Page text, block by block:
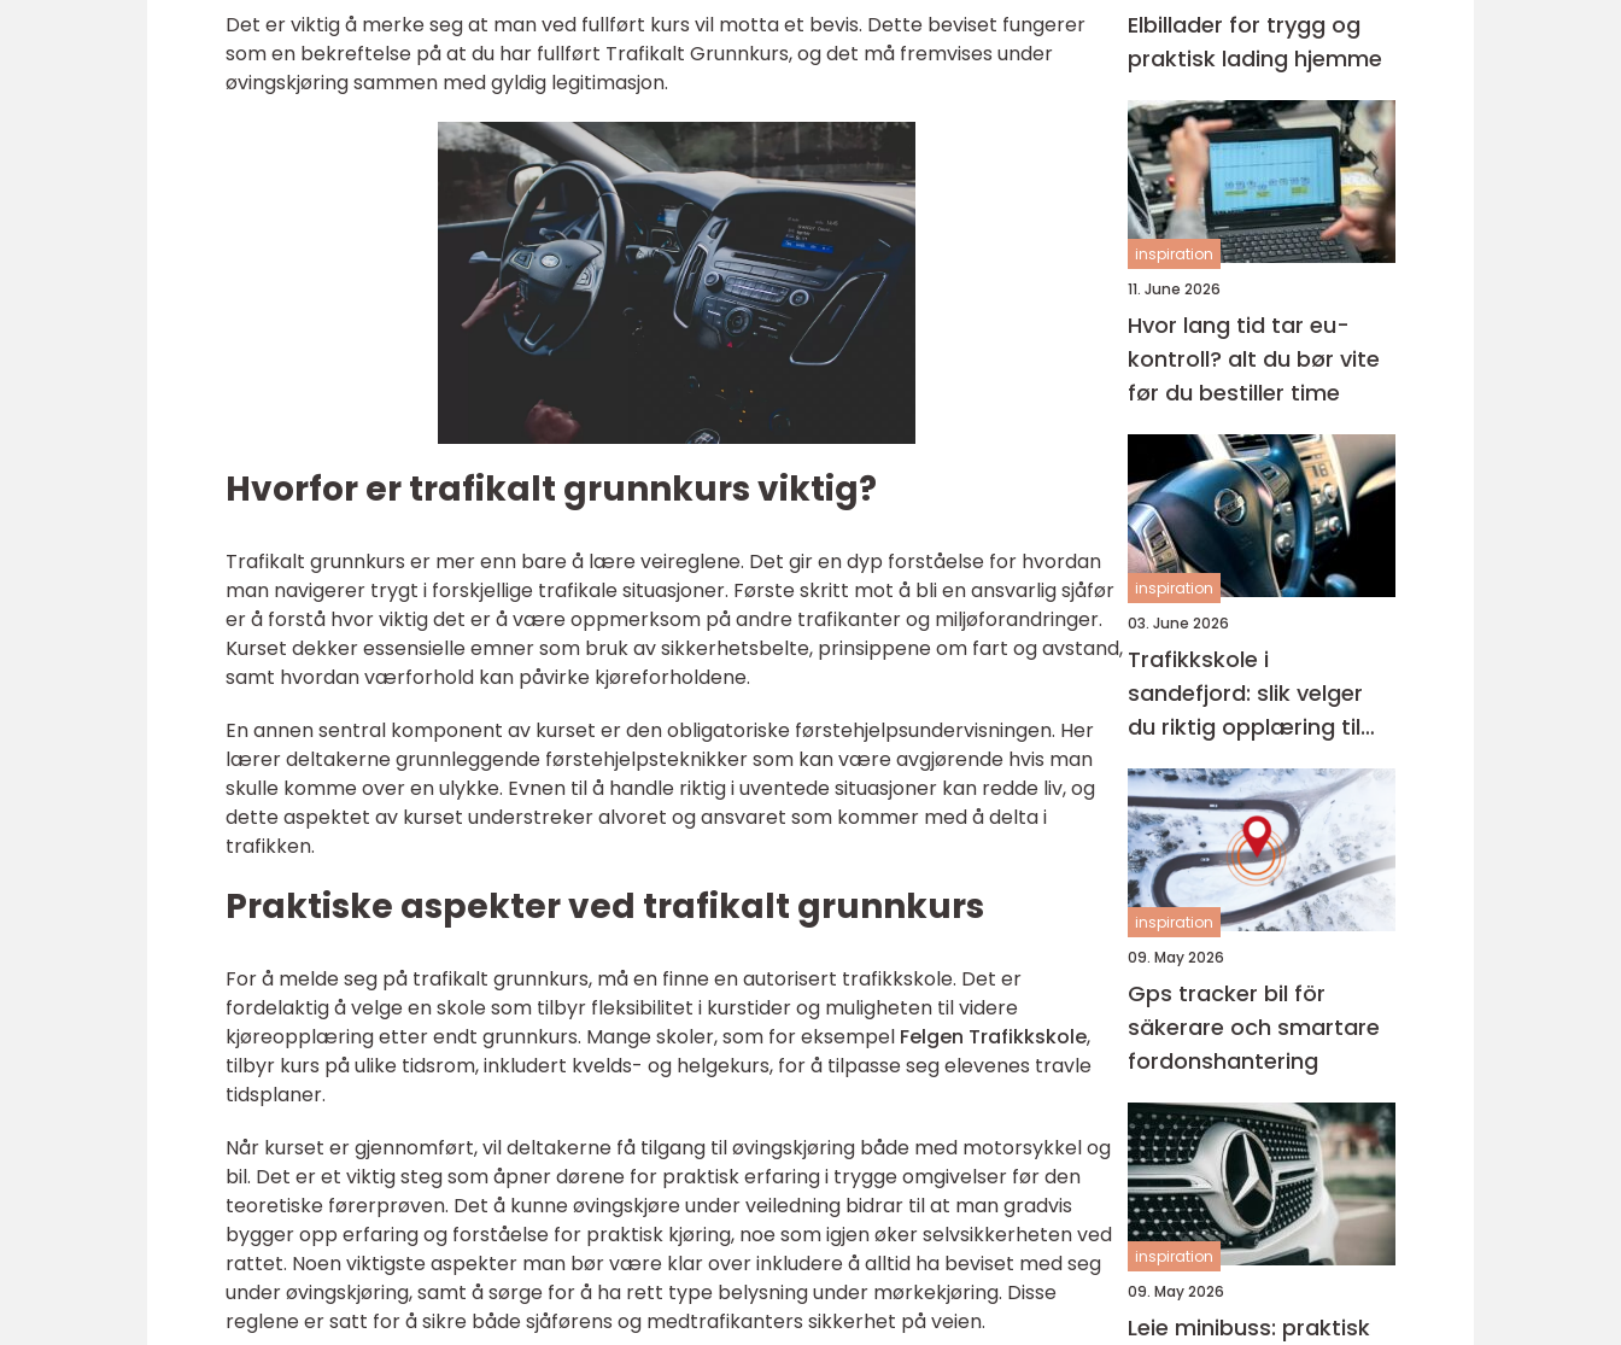
Det er viktig å merke seg at man ved fullført kurs vil motta et bevis. Dette beviset fungerer
som en bekreftelse på at du har fullført Trafikalt Grunnkurs, og det må fremvises under
øvingskjøring sammen med gyldig legitimasjon.
Hvorfor er trafikalt grunnkurs viktig?
Trafikalt grunnkurs er mer enn bare å lære veireglene. Det gir en dyp forståelse for hvordan
man navigerer trygt i forskjellige trafikale situasjoner. Første skritt mot å bli en ansvarlig sjåfør
er å forstå hvor viktig det er å være oppmerksom på andre trafikanter og miljøforandringer.
Kurset dekker essensielle emner som bruk av sikkerhetsbelte, prinsippene om fart og avstand,
samt hvordan værforhold kan påvirke kjøreforholdene.
En annen sentral komponent av kurset er den obligatoriske førstehjelpsundervisningen. Her
lærer deltakerne grunnleggende førstehjelpsteknikker som kan være avgjørende hvis man
skulle komme over en ulykke. Evnen til å handle riktig i uventede situasjoner kan redde liv, og
dette aspektet av kurset understreker alvoret og ansvaret som kommer med å delta i
trafikken.
Praktiske aspekter ved trafikalt grunnkurs
For å melde seg på trafikalt grunnkurs, må en finne en autorisert trafikkskole. Det er
fordelaktig å velge en skole som tilbyr fleksibilitet i kurstider og muligheten til videre
kjøreopplæring etter endt grunnkurs. Mange skoler, som for eksempel Felgen Trafikkskole,
tilbyr kurs på ulike tidsrom, inkludert kvelds- og helgekurs, for å tilpasse seg elevenes travle
tidsplaner.
Når kurset er gjennomført, vil deltakerne få tilgang til øvingskjøring både med motorsykkel og
bil. Det er et viktig steg som åpner dørene for praktisk erfaring i trygge omgivelser før den
teoretiske førerprøven. Det å kunne øvingskjøre under veiledning bidrar til at man gradvis
bygger opp erfaring og forståelse for praktisk kjøring, noe som igjen øker selvsikkerheten ved
rattet. Noen viktigste aspekter man bør være klar over inkludere å alltid ha beviset med seg
under øvingskjøring, samt å sørge for å ha rett type belysning under mørkekjøring. Disse
reglene er satt for å sikre både sjåførens og medtrafikanters sikkerhet på veien.
Elbillader for trygg og
praktisk lading hjemme
inspiration
11. June 2026
Hvor lang tid tar eu-
kontroll? alt du bør vite
før du bestiller time
inspiration
03. June 2026
Trafikkskole i
sandefjord: slik velger
du riktig opplæring til
førerkortet
inspiration
09. May 2026
Gps tracker bil för
säkerare och smartare
fordonshantering
inspiration
09. May 2026
Leie minibuss: praktisk